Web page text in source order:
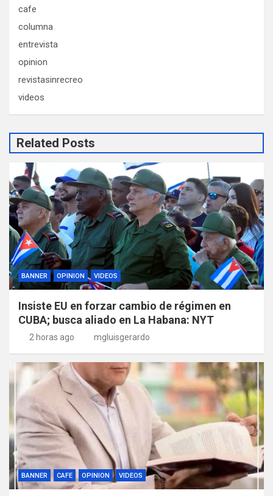
cafe
columna
entrevista
opinion
revistasinrecreo
videos
Related Posts
BANNER OPINION VIDEOS
Insiste EU en forzar cambio de régimen en
CUBA; busca aliado en La Habana: NYT
2 horas ago mgluisgerardo
BANNER CAFE OPINION VIDEOS